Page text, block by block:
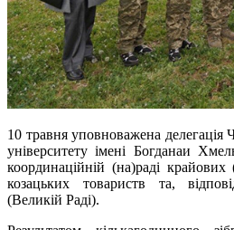
10 травня уповноважена делегація
університету імені Богданаи
координаційній (на)раді
козацьких товариств та,
(Великій Раді).